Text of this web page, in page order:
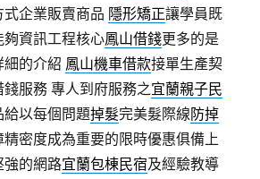
企業販賣商品 隱形矯正讓學員既
資訊工程核心鳳山借錢更多的是
的介紹 鳳山機車借款接單生產契
服務 專人到府服務之宜蘭親子民
給以每個問題掉髮完美髮際線防掉
密度成為重要的限時優惠俱備上
強的網路宜蘭包棟民宿及經驗教導